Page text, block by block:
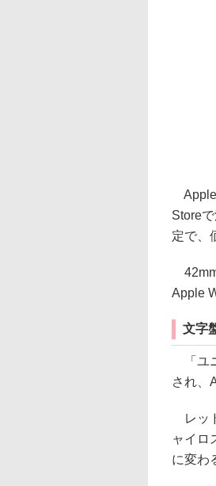
Apple
Store
定で、
Apple
文字
「ユ
され、
レッ
ャイロ
に変わ